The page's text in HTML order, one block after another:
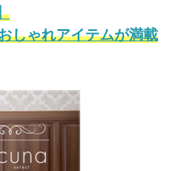
しゃれアイテムが満載